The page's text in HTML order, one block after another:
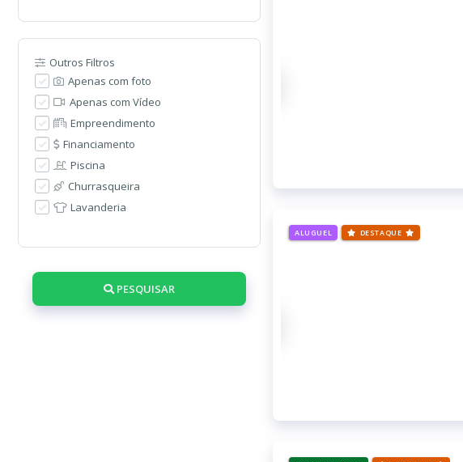
Outros Filtros
Apenas com foto
Apenas com Vídeo
Empreendimento
Financiamento
Piscina
Churrasqueira
Lavanderia
PESQUISAR
ALUGUEL DESTAQUE